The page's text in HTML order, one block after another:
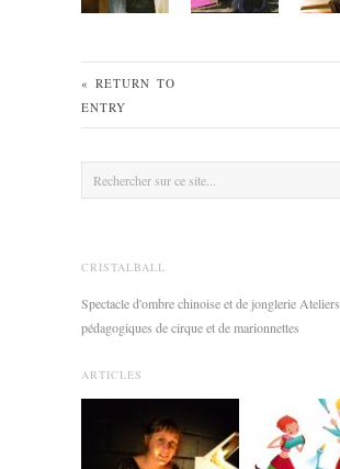
« RETURN TO
ENTRY
CRISTALBALL
Spectacle d'ombre chinoise et de jonglerie Ateliers
pédagogiques de cirque et de marionnettes
ARTICLES